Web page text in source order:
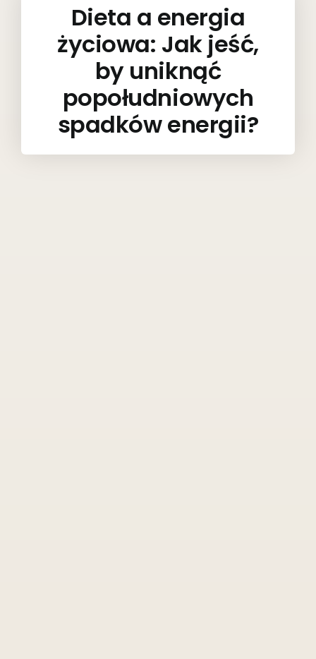
Dieta a energia
życiowa: Jak jeść,
by uniknąć
popołudniowych
spadków energii?